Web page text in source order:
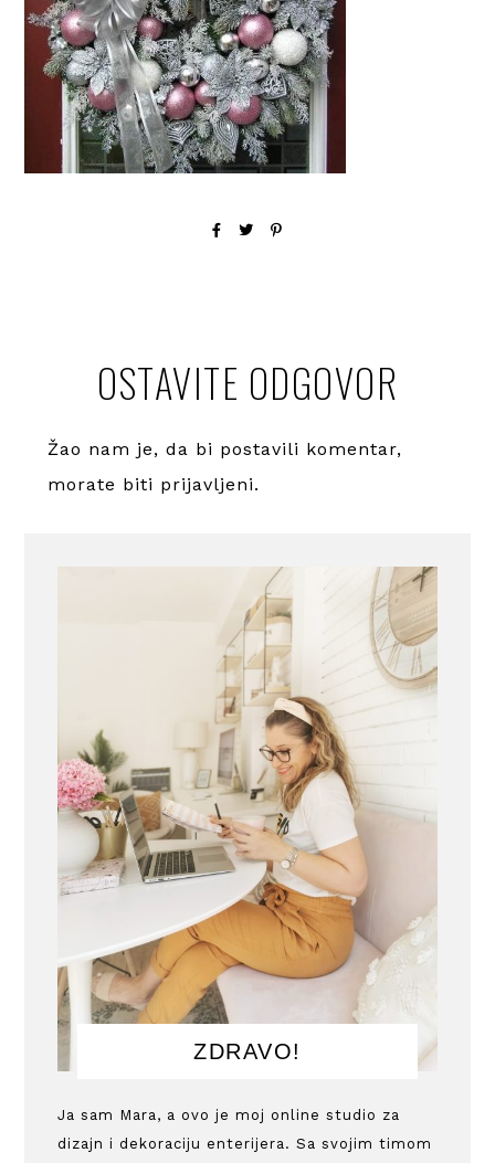
OSTAVITE ODGOVOR
Žao nam je, da bi postavili komentar,
morate biti prijavljeni.
ZDRAVO!
Ja sam Mara, a ovo je moj online studio za
dizajn i dekoraciju enterijera. Sa svojim timom